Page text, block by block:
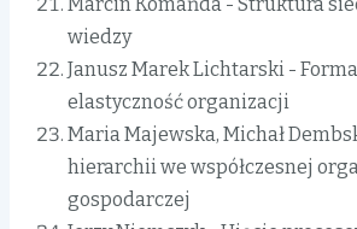
wiedzy
Janusz Marek Lichtarski -
elastyczność organizacji
Maria Majewska, Michał
hierarchii we współczesnej
gospodarczej